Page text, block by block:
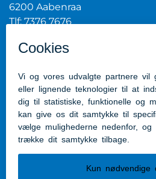
6200 Aabenraa
Tlf: 7376 7676
CVR.nr.: 29189854
Genveje
Kontakt kommunen
Presserum
Tilgængelighedserklæring